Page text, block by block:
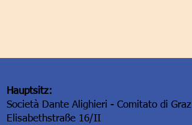
Hauptsitz:
Società Dante Alighieri - Comitato di Graz
Elisabethstraße 16/II